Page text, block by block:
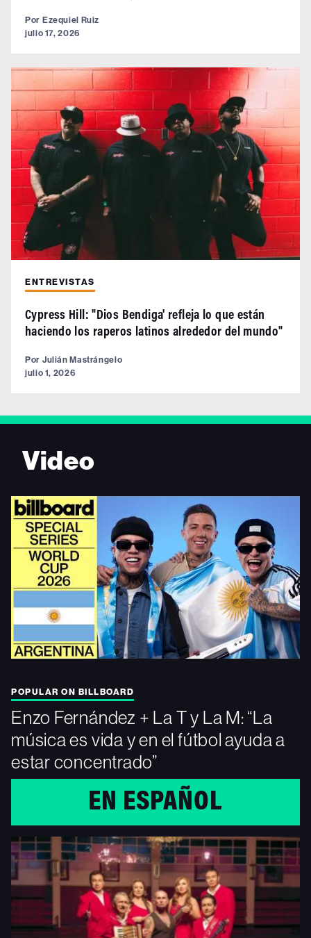
Por Ezequiel Ruiz
julio 17, 2026
ENTREVISTAS
Cypress Hill: "Dios Bendiga' refleja lo que están
haciendo los raperos latinos alrededor del mundo"
Por Julián Mastrángelo
julio 1, 2026
Video
POPULAR ON BILLBOARD
Enzo Fernández + La T y La M: “La
música es vida y en el fútbol ayuda a
estar concentrado”
EN ESPAÑOL